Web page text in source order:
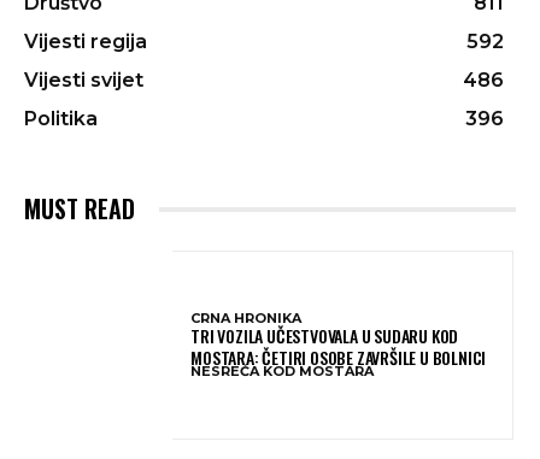
Vijesti regija
592
Vijesti svijet
486
Politika
396
MUST READ
CRNA HRONIKA
TRI VOZILA UČESTVOVALA U SUDARU KOD
MOSTARA: ČETIRI OSOBE ZAVRŠILE U BOLNICI
NESREĆA KOD MOSTARA